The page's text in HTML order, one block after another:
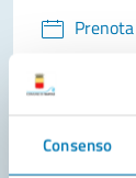
Consenso
Problemi